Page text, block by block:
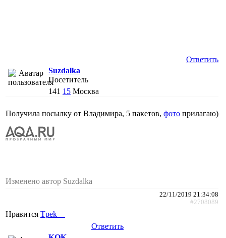
Ответить
Suzdalka
Посетитель
141 15 Москва
Получила посылку от Владимира, 5 пакетов, фото прилагаю)
Изменено автор Suzdalka
22/11/2019 21:34:08
#2708089
Нравится Tpek__
Ответить